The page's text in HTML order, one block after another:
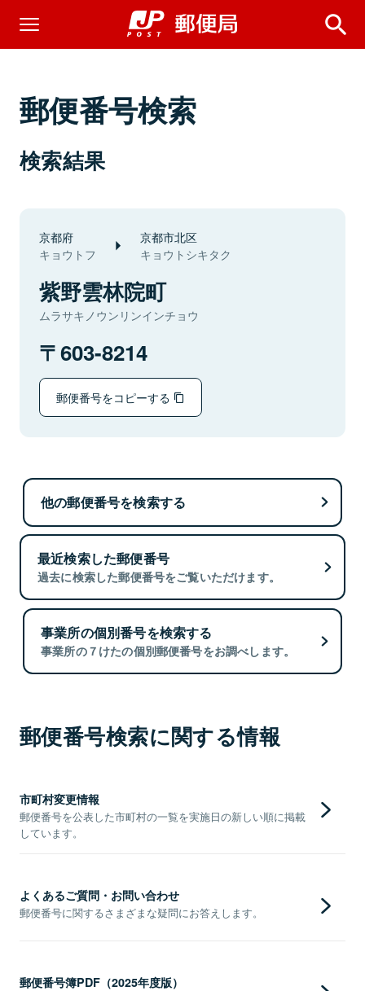
郵便番号検索
検索結果
京都府
キョウトフ
京都市北区
キョウトシキタク
紫野雲林院町
ムラサキノウンリンインチョウ
603-8214
郵便番号をコピーする
他の郵便番号を検索する
最近検索した郵便番号
過去に検索した郵便番号をご覧いただけます。
事業所の個別番号を検索する
事業所の７けたの個別郵便番号をお調べします。
郵便番号検索に関する情報
市町村変更情報
郵便番号を公表した市町村の一覧を実施日の新しい順に掲載
しています。
よくあるご質問・お問い合わせ
郵便番号に関するさまざまな疑問にお答えします。
郵便番号簿PDF（2025年度版）